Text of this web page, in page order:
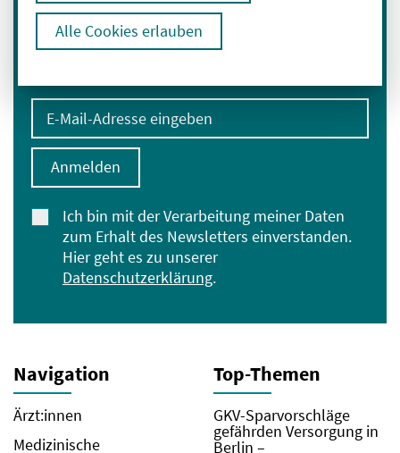
Alle Cookies erlauben
Immer informiert bleiben
E-Mail-Adresse eingeben
Ich bin mit der Verarbeitung meiner Daten
zum Erhalt des Newsletters einverstanden.
Hier geht es zu unserer
Datenschutzerklärung.
Anmelden
Navigation
Ärzt:innen
Medizinische
Top-Themen
GKV-Sparvorschläge
gefährden Versorgung in
Berlin –